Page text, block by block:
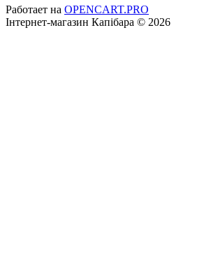
Работает на OPENCART.PRO
Інтернет-магазин Капібара © 2026